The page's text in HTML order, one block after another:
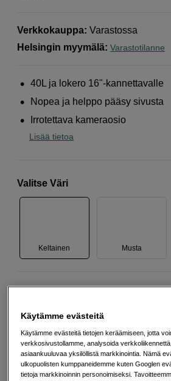
Verkkokauppa: Varastossa
Helsingin myymälä: Varastotilanne
40L ja lokero 16"-kannettavalle
Nopea ja helppo pääsy sivusta
Irrotettava kameraosio
Lisää tietoa
Valitse Väri
Keltainen Musta
Määrä
Maksa Svea-erämaksulla
Käytämme evästeitä
Käytämme evästeitä tietojen keräämiseen, jotta
verkkosivustollamme, analysoida
asiaankuuluvaa yksilöllistä markkinointia. Nämä
ulkopuolisten kumppaneidemme kuten Googlen
tietoja markkinoinnin personoimiseksi.